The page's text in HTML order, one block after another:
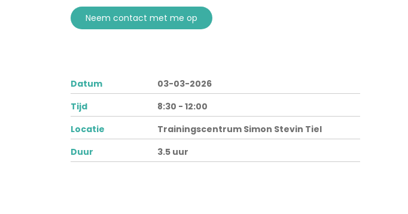
neem contact met me op
Datum
03-03-2026
Tijd
8:30 - 12:00
Locatie
Trainingscentrum Simon Stevin Tiel
Duur
3.5 uur